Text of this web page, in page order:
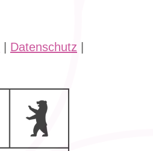
Datenschutz